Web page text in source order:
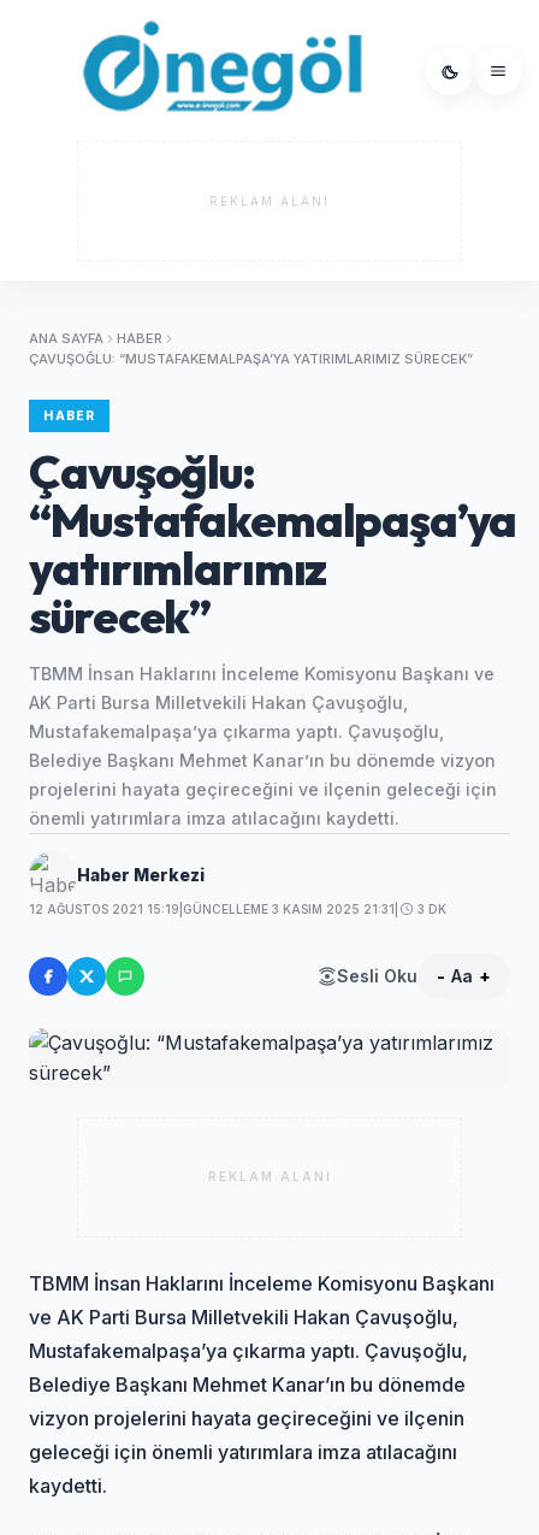
REKLAM ALANI
ANA SAYFA
HABER
ÇAVUŞOĞLU: “MUSTAFAKEMALPAŞA’YA YATIRIMLARIMIZ SÜRECEK”
HABER
Çavuşoğlu:
“Mustafakemalpaşa’ya
yatırımlarımız
sürecek”
TBMM İnsan Haklarını İnceleme Komisyonu Başkanı ve
AK Parti Bursa Milletvekili Hakan Çavuşoğlu,
Mustafakemalpaşa’ya çıkarma yaptı. Çavuşoğlu,
Belediye Başkanı Mehmet Kanar’ın bu dönemde vizyon
projelerini hayata geçireceğini ve ilçenin geleceği için
önemli yatırımlara imza atılacağını kaydetti.
Haber Merkezi
12 AĞUSTOS 2021 15:19 GÜNCELLEME 3 KASIM 2025 21:31 3 DK
Sesli Oku - Aa +
REKLAM ALANI
TBMM İnsan Haklarını İnceleme Komisyonu Başkanı
ve AK Parti Bursa Milletvekili Hakan Çavuşoğlu,
Mustafakemalpaşa’ya çıkarma yaptı. Çavuşoğlu,
Belediye Başkanı Mehmet Kanar’ın bu dönemde
vizyon projelerini hayata geçireceğini ve ilçenin
geleceği için önemli yatırımlara imza atılacağını
kaydetti.